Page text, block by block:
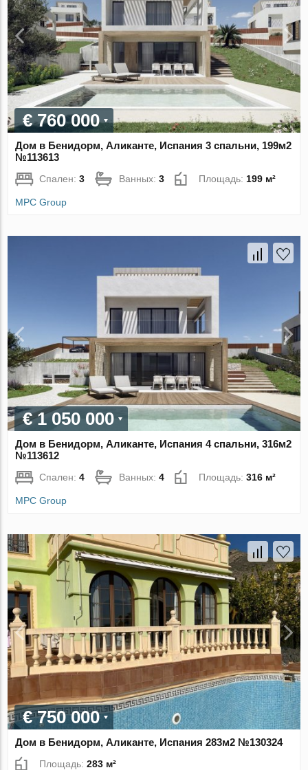
€ 760 000
Дом в Бенидорм, Аликанте, Испания 3 спальни, 199м2
№113613
Спален:3 Ванных:3 Площадь:199 м²
MPC Group
€ 1 050 000
Дом в Бенидорм, Аликанте, Испания 4 спальни, 316м2
№113612
Спален:4 Ванных:4 Площадь:316 м²
MPC Group
€ 750 000
Дом в Бенидорм, Аликанте, Испания 283м2 №130324
Площадь:283 м²